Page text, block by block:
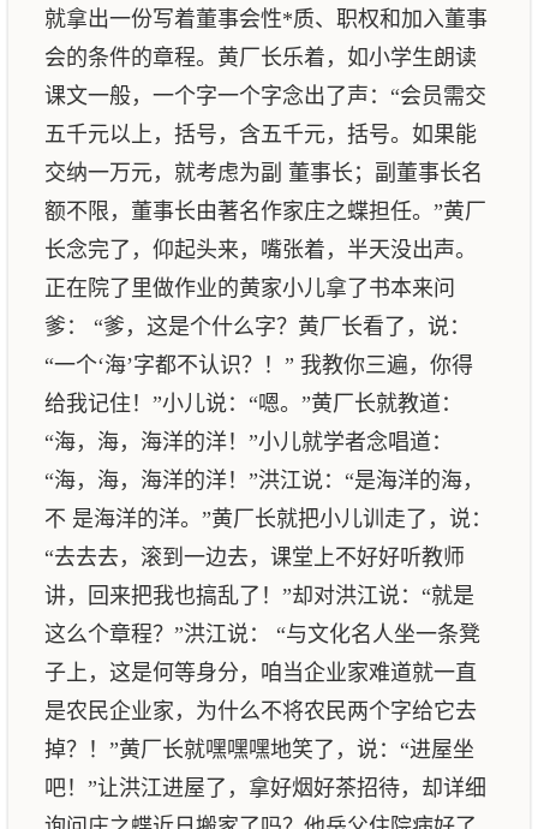
就拿出一份写着董事会性*质、职权和加入董事
会的条件的章程。黄厂长乐着，如小学生朗读
课文一般，一个字一个字念出了声：“会员需交
五千元以上，括号，含五千元，括号。如果能
交纳一万元，就考虑为副 董事长；副董事长名
额不限，董事长由著名作家庄之蝶担任。”黄厂
长念完了，仰起头来，嘴张着，半天没出声。
正在院了里做作业的黄家小儿拿了书本来问
爹： “爹，这是个什么字？黄厂长看了，说：
“一个‘海’字都不认识？！” 我教你三遍，你得
给我记住！”小儿说：“嗯。”黄厂长就教道：
“海，海，海洋的洋！”小儿就学者念唱道：
“海，海，海洋的洋！”洪江说：“是海洋的海，
不 是海洋的洋。”黄厂长就把小儿训走了，说：
“去去去，滚到一边去，课堂上不好好听教师
讲，回来把我也搞乱了！”却对洪江说：“就是
这么个章程？”洪江说： “与文化名人坐一条凳
子上，这是何等身分，咱当企业家难道就一直
是农民企业家，为什么不将农民两个字给它去
掉？！”黄厂长就嘿嘿嘿地笑了，说：“进屋坐
吧！”让洪江进屋了，拿好烟好茶招待，却详细